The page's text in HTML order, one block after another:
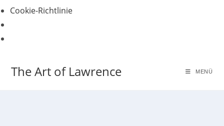
Cookie-Richtlinie
The Art of Lawrence MENÜ